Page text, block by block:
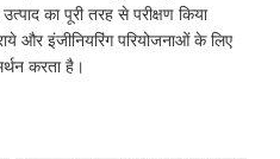
का पूरी तरह से परीक्षण किया
और इंजीनियरिंग परियोजनाओं के लिए
करता है।